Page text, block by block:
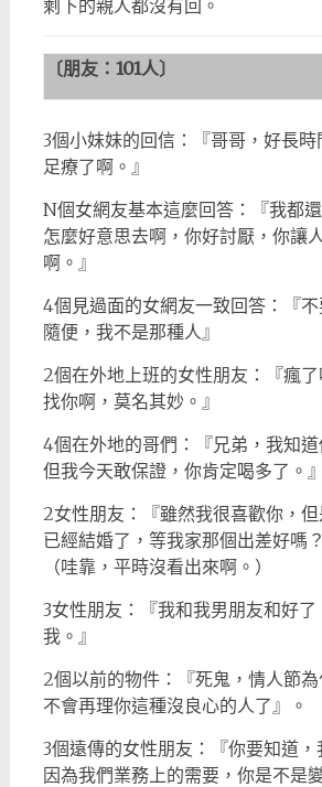
剩下的親人都沒有回。
〔朋友： 101人〕
3個小妹妹的回信：『哥哥，好長
足療了啊。』
N個女網友基本這麼回答：『我都
怎麼好意思去啊，你好討厭，你讓
啊。』
4個見過面的女網友一致回答：『
隨便，我不是那種人』
2個在外地上班的女性朋友：『瘋
找你啊，莫名其妙。』
4個在外地的哥們：『兄弟，我知道
但我今天敢保證，你肯定喝多了。』
2女性朋友：『雖然我很喜歡你，
已經結婚了，等我家那個出差好嗎
（哇靠，平時沒看出來啊。）
3女性朋友：『我和我男朋友和好
我。』
2個以前的物件：『死鬼，情人節
不會再理你這種沒良心的人了』。
3個遠傳的女性朋友：『你要知道
因為我們業務上的需要，你是不是